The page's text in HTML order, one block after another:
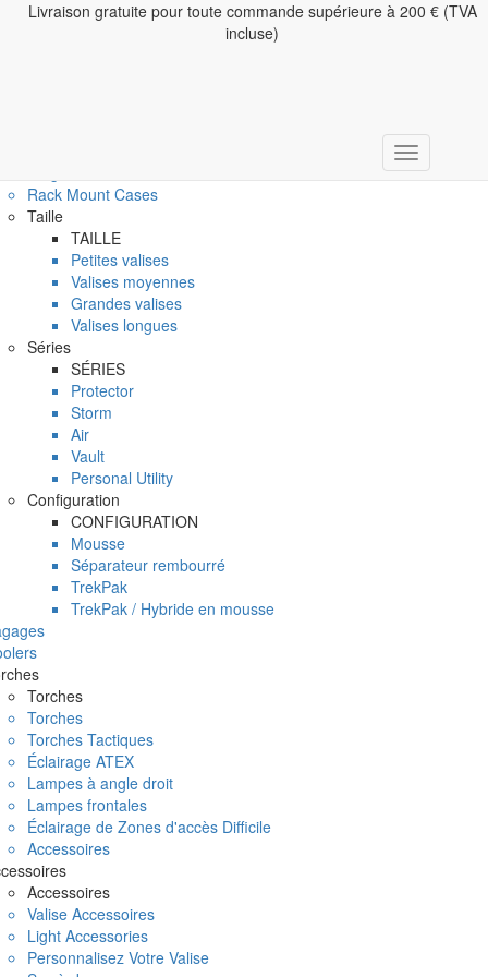
Livraison gratuite pour toute commande supérieure à 200 € (TVA
incluse)
Rack Mount Cases
Taille
TAILLE
Petites valises
Valises moyennes
Grandes valises
Valises longues
Séries
SÉRIES
Protector
Storm
Air
Vault
Personal Utility
Configuration
CONFIGURATION
Mousse
Séparateur rembourré
TrekPak
TrekPak / Hybride en mousse
Torches
Torches
Torches Tactiques
Éclairage ATEX
Lampes à angle droit
Lampes frontales
Éclairage de Zones d'accès Difficile
Accessoires
Accessoires
Valise Accessoires
Light Accessories
Personnalisez Votre Valise